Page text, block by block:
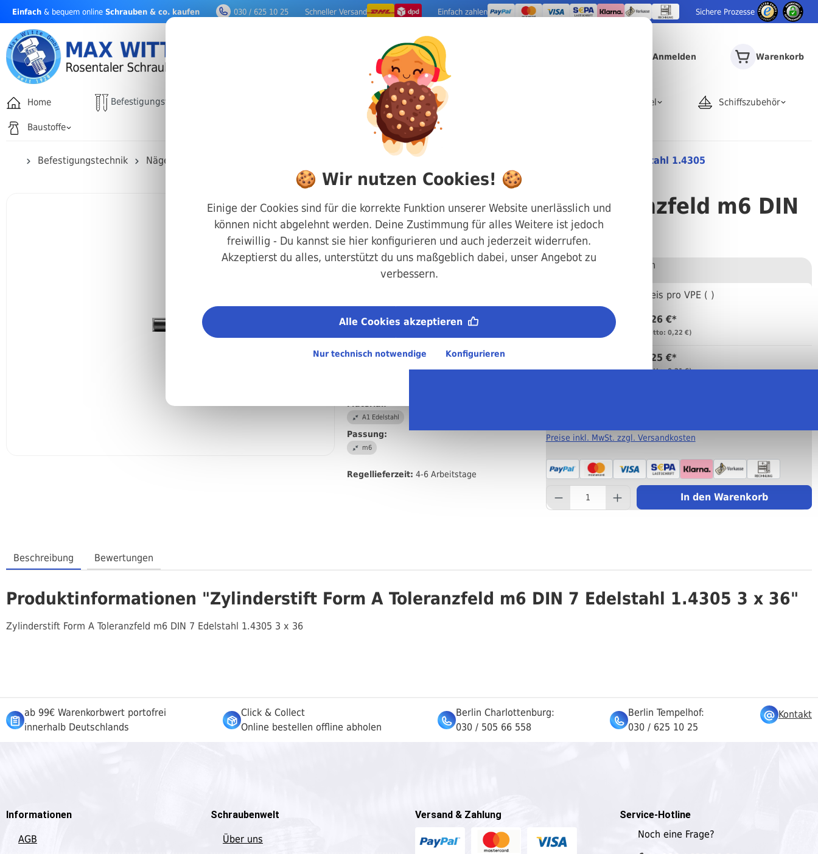
springen
Einfach & bequem online Schrauben & co. kaufen 030 / 625 10 25 Schneller Versand Einfach zahlen Sichere Prozesse
Anmelden Warenkorb
Home Befestigungstechnik Werkzeuge Rohrartikel Schiffszubehör
Baustoffe
Befestigungstechnik Nägel & Stifte Zylinderstift Form A Toleranzfeld m6 DIN 7 Edelstahl 1.4305
Zylinderstift Form A Toleranzfeld m6 DIN
7 Edelstahl 1.4305 3 x 36
Art.-Nr.
02000m7030036
36 mm
3 x 36 mm
Material:
A1 Edelstahl
Passung:
m6
Regellieferzeit: 4-6 Arbeitstage
Stückweise bestellen
Preis pro VPE ( )
0,26 €*
(netto: 0,22 €)
0,25 €*
(netto: 0,21 €)
Preise inkl. MwSt. zzgl. Versandkosten
In den Warenkorb
Beschreibung Bewertungen
Produktinformationen "Zylinderstift Form A Toleranzfeld m6 DIN 7 Edelstahl 1.4305 3 x 36"
Zylinderstift Form A Toleranzfeld m6 DIN 7 Edelstahl 1.4305 3 x 36
ab 99€ Warenkorbwert portofrei
innerhalb Deutschlands
Click & Collect
Online bestellen offline abholen
Berlin Charlottenburg:
030 / 505 66 558
Berlin Tempelhof:
030 / 625 10 25
Kontakt
Informationen
AGB
Schraubenwelt
Über uns
Versand & Zahlung
Service-Hotline
Noch eine Frage?
🍪 Wir nutzen Cookies! 🍪
Einige der Cookies sind für die korrekte Funktion unserer Website unerlässlich und
können nicht abgelehnt werden. Deine Zustimmung für alles Weitere ist jedoch
freiwillig - Du kannst sie hier konfigurieren und auch jederzeit widerrufen.
Akzeptierst du alles, unterstützt du uns maßgeblich dabei, unser Angebot zu
verbessern.
Alle Cookies akzeptieren
Nur technisch notwendige Konfigurieren